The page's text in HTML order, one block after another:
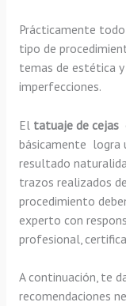
Prácticamente
tipo de
temas de estética
imperfecciones.
El tatuaje de cejas
básicamente logra
resultado
trazos realizados
procedimiento
experto con
profesional,
A continuación, te
recomendaciones